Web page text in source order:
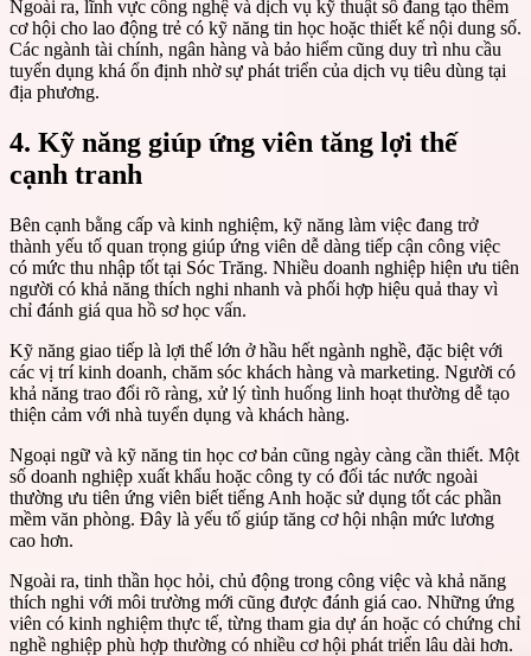
Ngoài ra, lĩnh vực công nghệ và dịch vụ kỹ thuật số đang tạo thêm
cơ hội cho lao động trẻ có kỹ năng tin học hoặc thiết kế nội dung số.
Các ngành tài chính, ngân hàng và bảo hiểm cũng duy trì nhu cầu
tuyển dụng khá ổn định nhờ sự phát triển của dịch vụ tiêu dùng tại
địa phương.
4. Kỹ năng giúp ứng viên tăng lợi thế
cạnh tranh
Bên cạnh bằng cấp và kinh nghiệm, kỹ năng làm việc đang trở
thành yếu tố quan trọng giúp ứng viên dễ dàng tiếp cận công việc
có mức thu nhập tốt tại Sóc Trăng. Nhiều doanh nghiệp hiện ưu tiên
người có khả năng thích nghi nhanh và phối hợp hiệu quả thay vì
chỉ đánh giá qua hồ sơ học vấn.
Kỹ năng giao tiếp là lợi thế lớn ở hầu hết ngành nghề, đặc biệt với
các vị trí kinh doanh, chăm sóc khách hàng và marketing. Người có
khả năng trao đổi rõ ràng, xử lý tình huống linh hoạt thường dễ tạo
thiện cảm với nhà tuyển dụng và khách hàng.
Ngoại ngữ và kỹ năng tin học cơ bản cũng ngày càng cần thiết. Một
số doanh nghiệp xuất khẩu hoặc công ty có đối tác nước ngoài
thường ưu tiên ứng viên biết tiếng Anh hoặc sử dụng tốt các phần
mềm văn phòng. Đây là yếu tố giúp tăng cơ hội nhận mức lương
cao hơn.
Ngoài ra, tinh thần học hỏi, chủ động trong công việc và khả năng
thích nghi với môi trường mới cũng được đánh giá cao. Những ứng
viên có kinh nghiệm thực tế, từng tham gia dự án hoặc có chứng chỉ
nghề nghiệp phù hợp thường có nhiều cơ hội phát triển lâu dài hơn.